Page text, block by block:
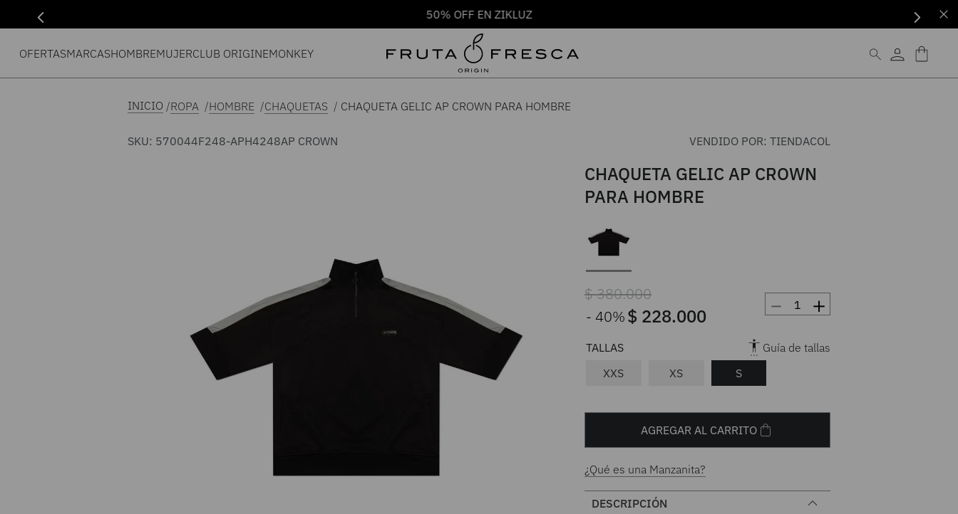
50% OFF EN ZIKLUZ
OFERTASMARCASHOMBREMUJERCLUB ORIGINEMONKEY
ROPA HOMBRE CHAQUETAS CHAQUETA GELIC AP CROWN PARA HOMBRE
SKU: 570044F248-APH4248AP CROWN VENDIDO POR:TIENDACOL
CHAQUETA GELIC AP CROWN
PARA HOMBRE
$380.000
40%$ 228.000 ＋
－
S
XS
XXS
Guía de tallas
AGREGAR AL CARRITO
¿Qué es una Manzanita?
DESCRIPCIÓN